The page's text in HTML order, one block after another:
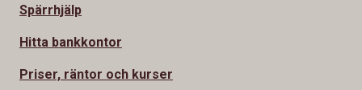
Spärrhjälp
Hitta bankkontor
Priser, räntor och kurser